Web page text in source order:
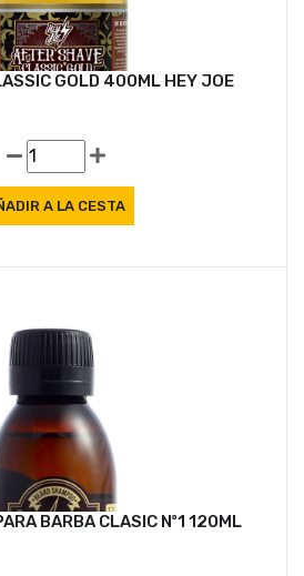
GOLD 400ML HEY JOE
BARBA CLASIC Nº1 120ML